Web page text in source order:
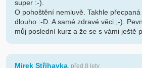
super :-).
O pohoštění nemluvě. Takhle
dlouho :-D. A samé zdravé věci ;-).
můj poslední kurz a že se s vámi ještě
Mirek Střihavka, před 8 lety